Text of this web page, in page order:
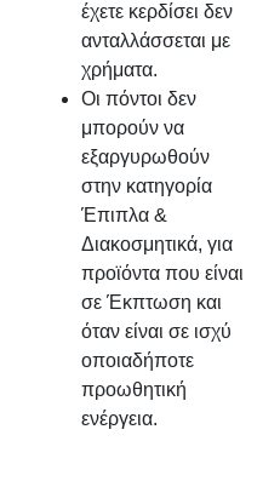
έχετε κερδίσει δεν
ανταλλάσσεται με
χρήματα.
Οι πόντοι δεν
μπορούν να
εξαργυρωθούν
στην κατηγορία
Έπιπλα &
Διακοσμητικά, για
προϊόντα που είναι
σε Έκπτωση και
όταν είναι σε ισχύ
οποιαδήποτε
προωθητική
ενέργεια.